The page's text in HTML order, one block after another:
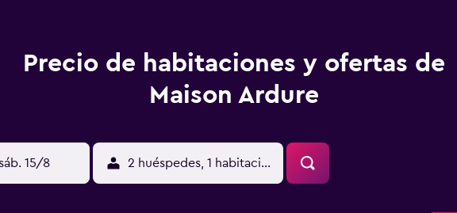
Precio de habitaciones y ofertas de
Maison Ardure
15/8 2 huéspedes, 1 habitación